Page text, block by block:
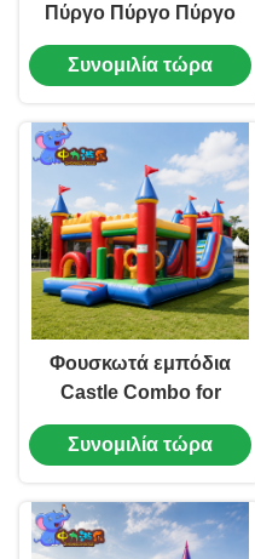
Πύργο Πύργο Πύργο
Πύργο Πύργο Πύργο
Πύργο Πύργο Πύργο
Πύργο
Συνομιλία τώρα
Φουσκωτά εμπόδια
Castle Combo for
Kids Play Events
Συνομιλία τώρα